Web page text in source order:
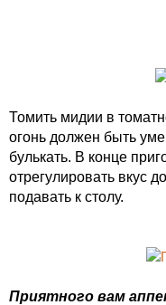
Томить мидии в
огонь должен быть
булькать. В конце
отрегулировать вкус
подавать к столу.
Приятного вам